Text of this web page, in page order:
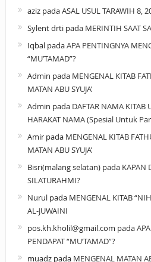
azizpadaASAL USUL TARAWIH 8,
Sylent drtipada MERINTIH SAAT
IqbalpadaAPA PENTINGNYA
“MU’TAMAD”?
Admin pada MENGENAL KITAB
MATAN ABU SYUJA’
Admin pada DAFTAR NAMA KITAB
HARAKAT NAMA (Spesial Untuk
Amirpada MENGENAL KITAB
MATAN ABU SYUJA’
Bisri(malang selatan)pada KAPAN
SILATURAHMI?
Nurulpada MENGENAL KITAB
AL-JUWAINI
pos.kh.kholil@gmail.com pada
PENDAPAT “MU’TAMAD”?
muadzpada MENGENAL MATAN